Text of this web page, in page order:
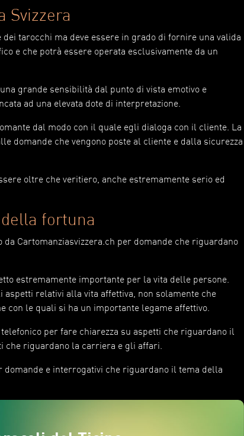
Svizzera
tarocchi ma deve essere in grado di fornire una valida
e che potrà essere operata esclusivamente da un
grande sensibilità dal punto di vista emotivo e
ad una elevata dote di interpretazione.
dal modo con il quale egli dialoga con il cliente. La
domande che vengono poste al cliente e dalla sicurezza
oltre che veritiero, anche estremamente serio ed
fortuna
Cartomanziasvizzera.ch per domande che riguardano
estremamente importante per la vita delle persone.
relativi alla vita affettiva, non solamente che
le quali si ha un importante legame affettivo.
per fare chiarezza su aspetti che riguardano il
che riguardano la carriera e gli affari.
e interrogativi che riguardano il tema della